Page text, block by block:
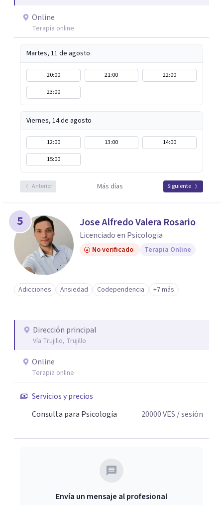
Online
Terapia online
Martes, 11 de agosto
20:00 21:00
22:00
23:00
Viernes, 14 de agosto
12:00 13:00
14:00
15:00
Anterior Más días Siguiente
5 Jose Alfredo Valera Rosario
Licenciado en Psicologia
No verificado Terapia Online
Adicciones Ansiedad Codependencia +7 más
Dirección principal
Vía Trujillo, Trujillo
Online
Terapia online
Servicios y precios
Consulta para Psicología
20000VES / sesión
Envía un mensaje al profesional